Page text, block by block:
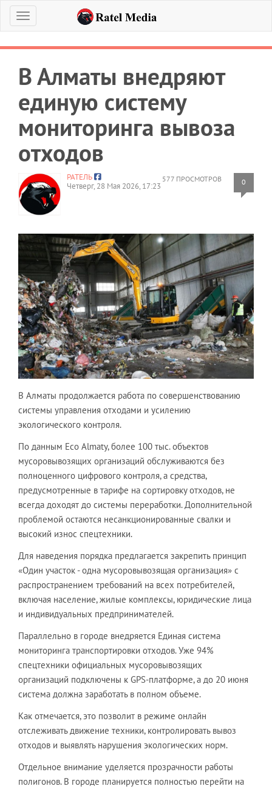
Меню
В Алматы внедряют
единую систему
мониторинга вывоза
отходов
577 ПРОСМОТРОВ 0
РАТЕЛЬ
Четверг, 28 Мая 2026, 17:23
В Алматы продолжается работа по совершенствованию
системы управления отходами и усилению
экологического контроля.
По данным Eco Almaty, более 100 тыс. объектов
мусоровывозящих организаций обслуживаются без
полноценного цифрового контроля, а средства,
предусмотренные в тарифе на сортировку отходов, не
всегда доходят до системы переработки. Дополнительной
проблемой остаются несанкционированные свалки и
высокий износ спецтехники.
Для наведения порядка предлагается закрепить принцип
«Один участок - одна мусоровывозящая организация» с
распространением требований на всех потребителей,
включая население, жилые комплексы, юридические лица
и индивидуальных предпринимателей.
Параллельно в городе внедряется Единая система
мониторинга транспортировки отходов. Уже 94%
спецтехники официальных мусоровывозящих
организаций подключены к GPS-платформе, а до 20 июня
система должна заработать в полном объеме.
Как отмечается, это позволит в режиме онлайн
отслеживать движение техники, контролировать вывоз
отходов и выявлять нарушения экологических норм.
Отдельное внимание уделяется прозрачности работы
полигонов. В городе планируется полностью перейти на